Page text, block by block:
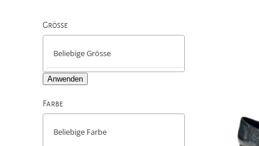
Grösse
Anwenden
Farbe